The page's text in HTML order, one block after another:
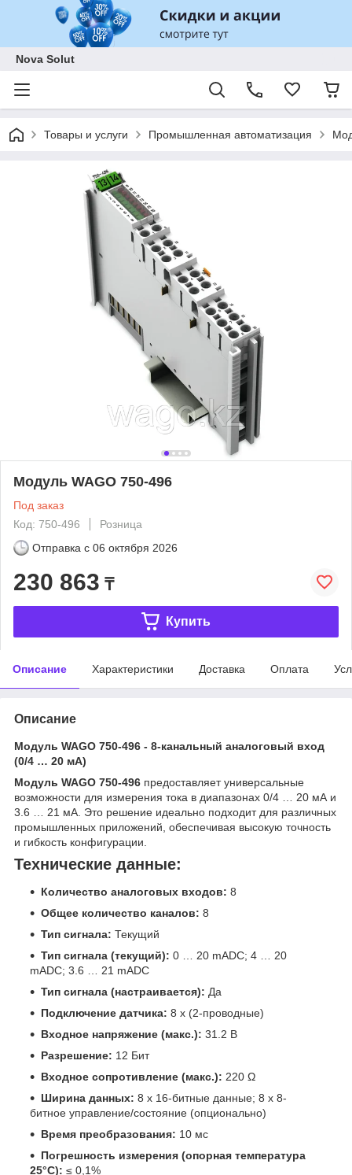
Nova Solut
Товары и услуги Промышленная автоматизация
Модуль WAGO 750-496
Под заказ
Код: 750-496
Розница
Отправка с 06 октября 2026
230 863 ₸
Купить
Описание Характеристики Доставка Оплата
Описание
Модуль WAGO 750-496 - 8-канальный аналоговый вход
(0/4 … 20 мА)
Модуль WAGO 750-496 предоставляет универсальные
возможности для измерения тока в диапазонах 0/4 … 20 мА и
3.6 … 21 мА. Это решение идеально подходит для различных
промышленных приложений, обеспечивая высокую точность
и гибкость конфигурации.
Технические данные:
Количество аналоговых входов: 8
Общее количество каналов: 8
Тип сигнала: Текущий
Тип сигнала (текущий): 0 … 20 mADC; 4 … 20
mADC; 3.6 … 21 mADC
Тип сигнала (настраивается): Да
Подключение датчика: 8 x (2-проводные)
Входное напряжение (макс.): 31.2 В
Разрешение: 12 Бит
Входное сопротивление (макс.): 220 Ω
Ширина данных: 8 x 16-битные данные; 8 x 8-
битное управление/состояние (опционально)
Время преобразования: 10 мс
Погрешность измерения (опорная температура
25°C): ≤ 0,1%